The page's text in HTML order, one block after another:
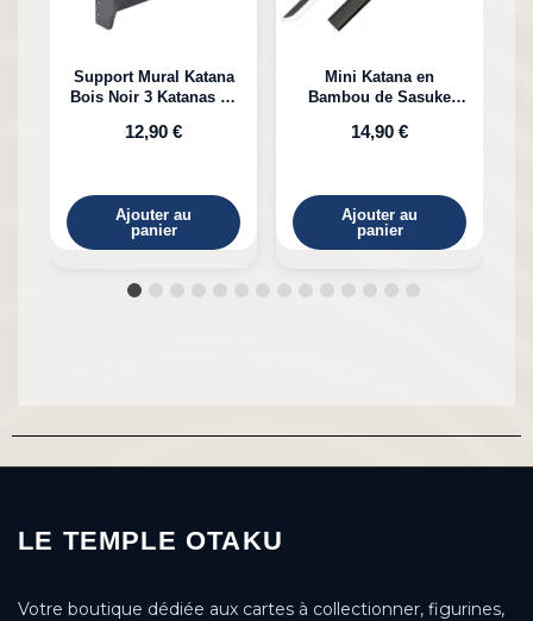
Support Mural Katana
Bois Noir 3 Katanas en
12,90 €
Ajouter au
panier
Mini Katana en
Bambou de Sasuke
14,90 €
Ajouter au
panier
LE TEMPLE OTAKU
Votre boutique dédiée aux cartes à collectionner, figurines,